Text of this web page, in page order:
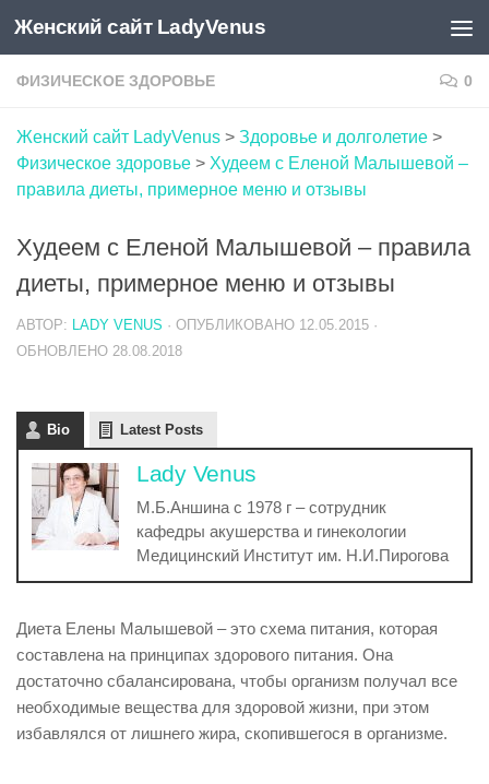
Skip to content
Женский сайт LadyVenus
ФИЗИЧЕСКОЕ ЗДОРОВЬЕ 0
Женский сайт LadyVenus > Здоровье и долголетие >
Физическое здоровье > Худеем с Еленой Малышевой –
правила диеты, примерное меню и отзывы
Худеем с Еленой Малышевой – правила
диеты, примерное меню и отзывы
АВТОР: LADY VENUS · ОПУБЛИКОВАНО 12.05.2015 ·
ОБНОВЛЕНО 28.08.2018
Bio Latest Posts
Lady Venus
М.Б.Аншина с 1978 г – сотрудник
кафедры акушерства и гинекологии
Медицинский Институт им. Н.И.Пирогова
Диета Елены Малышевой – это схема питания, которая
составлена на принципах здорового питания. Она
достаточно сбалансирована, чтобы организм получал все
необходимые вещества для здоровой жизни, при этом
избавлялся от лишнего жира, скопившегося в организме.